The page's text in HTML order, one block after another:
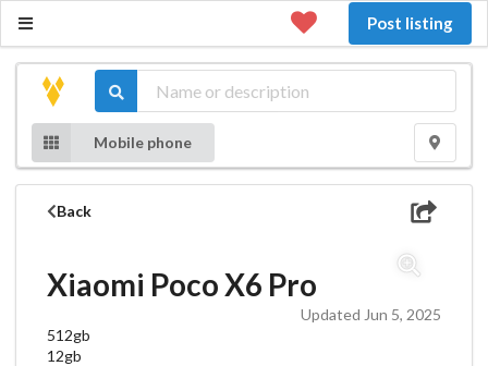
Post listing
Mobile phone
Back
Xiaomi Poco X6 Pro
Updated Jun 5, 2025
512gb
12gb